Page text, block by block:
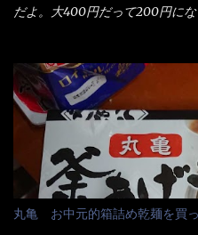
だよ。大400円だって200円にな
でる～ でもコレって食べきる
初と最後では麺の固さというか
らないじゃん！ 茹で上げ直後
う。 事前にググって調べたら、
文方法としてあるらしい。 それ
者も居るらしい云う事。 そこ
配慮でもある。 11:20 店内に
シで！』と注文したら、近場に
丸亀 お中元的箱詰め乾麺を買